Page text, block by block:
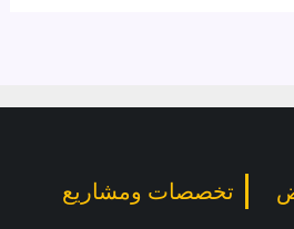
تخصصات ومشاريع